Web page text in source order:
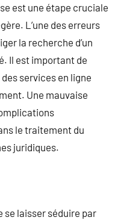
est une étape cruciale
L’une des erreurs
la recherche d’un
Il est important de
services en ligne
Une mauvaise
le traitement du
juridiques.
se laisser séduire par